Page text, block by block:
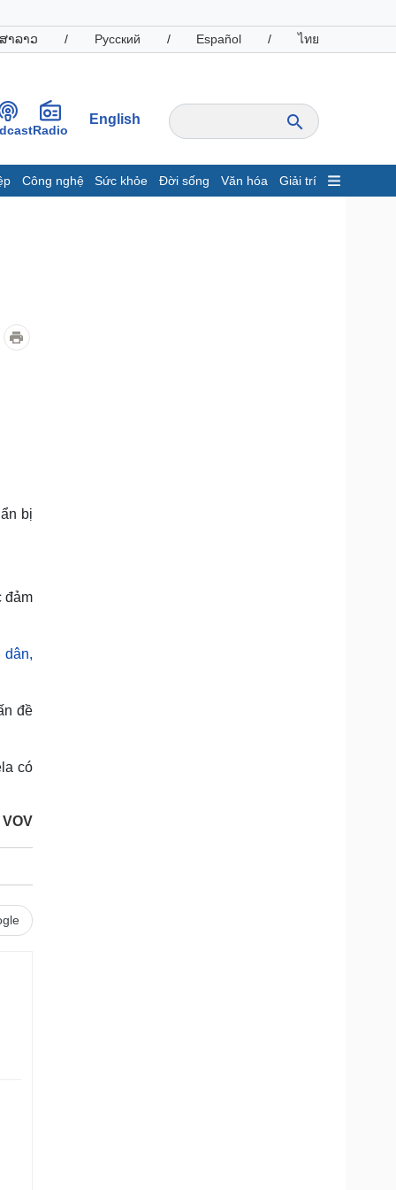
າລາວ / Русский / Español / ไทย
Radio
English
Công nghệ Sức khỏe Đời sống Văn hóa Giải trí
vấn
bị
đảm
đề
có
VOV